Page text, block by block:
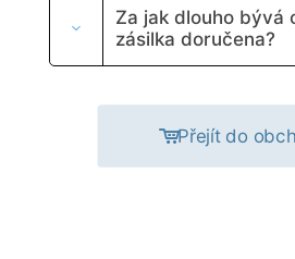
Za jak dlouho bývá
zásilka doručena?
Přejít do